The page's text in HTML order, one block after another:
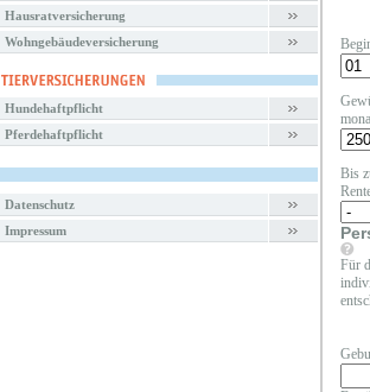
Hausratversicherung
Wohngebäudeversicherung
Hundehaftpflicht
Pferdehaftpflicht
Datenschutz
Impressum
Bis
Für